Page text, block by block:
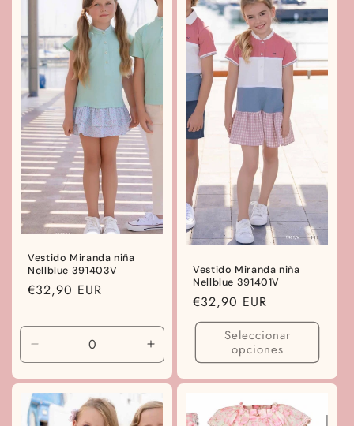
Vestido Miranda niña
Nellblue 391403V
Precio
€32,90 EUR
cantidad
para
10
años
Aumentar
cantidad
para
10
Vestido Miranda niña
Nellblue 391401V
Precio
habitual
€32,90 EUR
Seleccionar
opciones